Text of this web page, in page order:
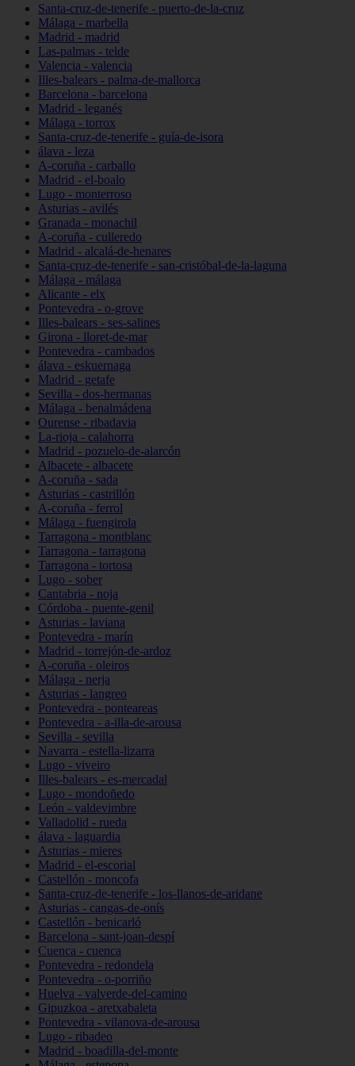
Santa-cruz-de-tenerife - puerto-de-la-cruz
Málaga - marbella
Madrid - madrid
Las-palmas - telde
Valencia - valencia
Illes-balears - palma-de-mallorca
Barcelona - barcelona
Madrid - leganés
Málaga - torrox
Santa-cruz-de-tenerife - guía-de-isora
álava - leza
A-coruña - carballo
Madrid - el-boalo
Lugo - monterroso
Asturias - avilés
Granada - monachil
A-coruña - culleredo
Madrid - alcalá-de-henares
Santa-cruz-de-tenerife - san-cristóbal-de-la-laguna
Málaga - málaga
Alicante - elx
Pontevedra - o-grove
Illes-balears - ses-salines
Girona - lloret-de-mar
Pontevedra - cambados
álava - eskuernaga
Madrid - getafe
Sevilla - dos-hermanas
Málaga - benalmádena
Ourense - ribadavia
La-rioja - calahorra
Madrid - pozuelo-de-alarcón
Albacete - albacete
A-coruña - sada
Asturias - castrillón
A-coruña - ferrol
Málaga - fuengirola
Tarragona - montblanc
Tarragona - tarragona
Tarragona - tortosa
Lugo - sober
Cantabria - noja
Córdoba - puente-genil
Asturias - laviana
Pontevedra - marín
Madrid - torrejón-de-ardoz
A-coruña - oleiros
Málaga - nerja
Asturias - langreo
Pontevedra - ponteareas
Pontevedra - a-illa-de-arousa
Sevilla - sevilla
Navarra - estella-lizarra
Lugo - viveiro
Illes-balears - es-mercadal
Lugo - mondoñedo
León - valdevimbre
Valladolid - rueda
álava - laguardia
Asturias - mieres
Madrid - el-escorial
Castellón - moncofa
Santa-cruz-de-tenerife - los-llanos-de-aridane
Asturias - cangas-de-onís
Castellón - benicarló
Barcelona - sant-joan-despí
Cuenca - cuenca
Pontevedra - redondela
Pontevedra - o-porriño
Huelva - valverde-del-camino
Gipuzkoa - aretxabaleta
Pontevedra - vilanova-de-arousa
Lugo - ribadeo
Madrid - boadilla-del-monte